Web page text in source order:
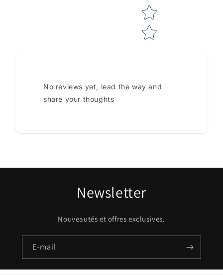
No reviews yet, lead the way and
share your thoughts
Newsletter
Nouveautés et offres exclusives.
E-mail